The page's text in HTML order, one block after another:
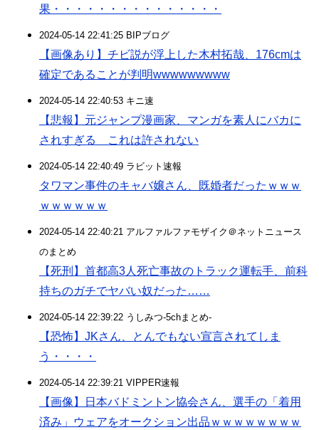
果・・・・・・・・・・・・・・・
2024-05-14 22:41:25 BIPブログ
【画像あり】チビ説が浮上した木村拓哉、176cmは
確定であることが判明wwwwwwwww
2024-05-14 22:40:53 キニ速
【悲報】元ジャンプ漫画家、マンガを素人にバカに
されすぎる これは許されない
2024-05-14 22:40:49 ラビット速報
タワマン事件のキャバ嬢さん、既婚者だったｗｗｗ
ｗｗｗｗｗｗ
2024-05-14 22:40:21 アルファルファモザイク＠ネットニュース
のまとめ
【死刑】首都高3人死亡事故のトラック運転手、前科
持ちのガチでヤバい奴だった……
2024-05-14 22:39:22 うしみつ-5chまとめ-
【恐怖】JKさん、とんでもない宣言されてしま
う・・・・
2024-05-14 22:39:21 VIPPER速報
【画像】日本バドミントン協会さん、選手の「着用
済み」ウェアをオークション出品ｗｗｗｗｗｗｗｗ